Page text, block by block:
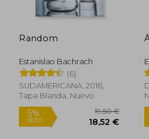
Random
Estanislao Bachrach
(6)
SUDAMERICANA, 2016,
Tapa Blanda, Nuevo